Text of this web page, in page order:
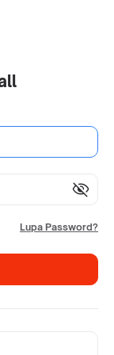
visibility_off
Lupa Password?